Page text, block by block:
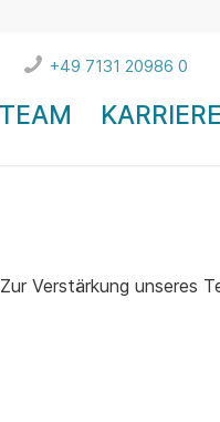
TEAM KARRIERE
+49 7131 20986 0
Verstärkung unseres